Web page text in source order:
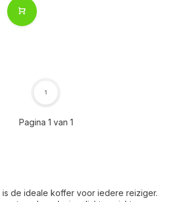
Pagina 1 van 1
1
is de ideale koffer voor iedere reiziger.